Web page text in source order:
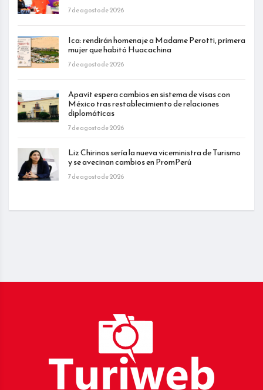
7 de agosto de 2026
Ica: rendirán homenaje a Madame Perotti, primera
mujer que habitó Huacachina
7 de agosto de 2026
Apavit espera cambios en sistema de visas con
México tras restablecimiento de relaciones
diplomáticas
7 de agosto de 2026
Liz Chirinos sería la nueva viceministra de Turismo
y se avecinan cambios en PromPerú
7 de agosto de 2026